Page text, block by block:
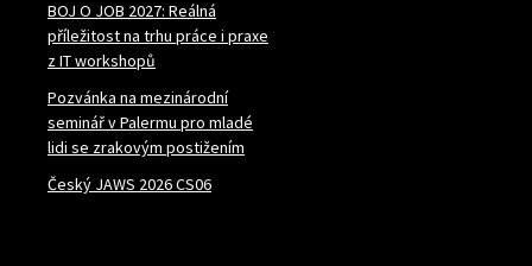
BOJ O JOB 2027: Reálná
příležitost na trhu práce i praxe
z IT workshopů
Pozvánka na mezinárodní
seminář v Palermu pro mladé
lidi se zrakovým postižením
Český JAWS 2026 CS06